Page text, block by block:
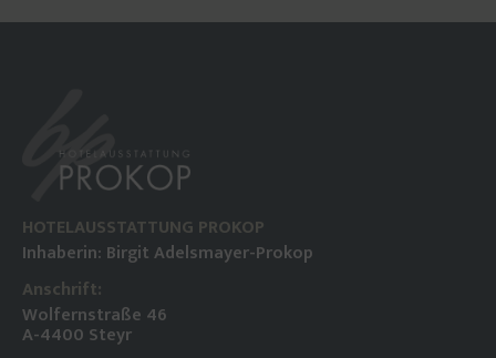
HOTELAUSSTATTUNG PROKOP
Inhaberin: Birgit Adelsmayer-Prokop
Anschrift:
Wolfernstraße 46
A-4400 Steyr